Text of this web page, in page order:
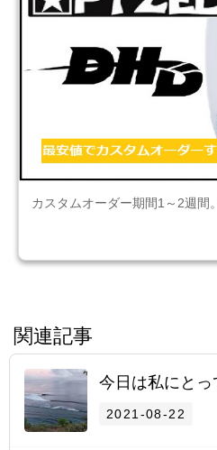
カスタムオーダー期間1～2週間
関連記事
今日は私にとっ
2021-08-22